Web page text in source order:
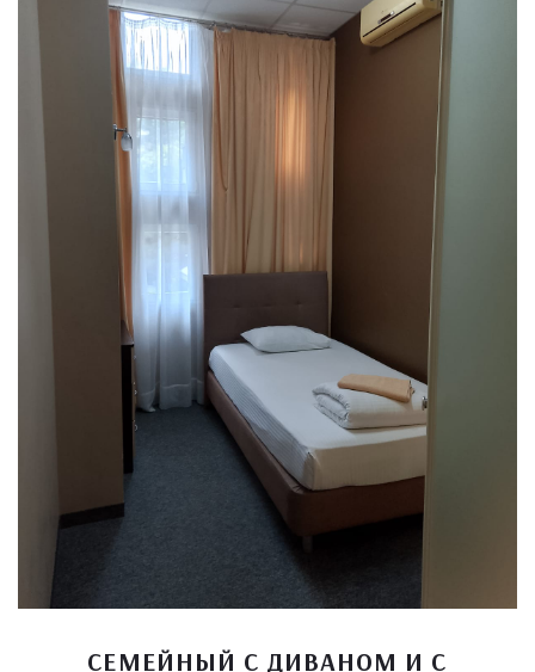
СЕМЕЙНЫЙ С ДИВАНОМ И С